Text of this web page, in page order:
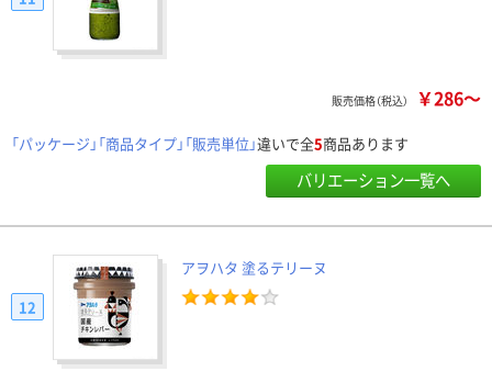
販売価格（税込） ￥286～
「パッケージ」「商品タイプ」「販売単位」違いで全5商品あります
バリエーション一覧へ
アヲハタ 塗るテリーヌ
12